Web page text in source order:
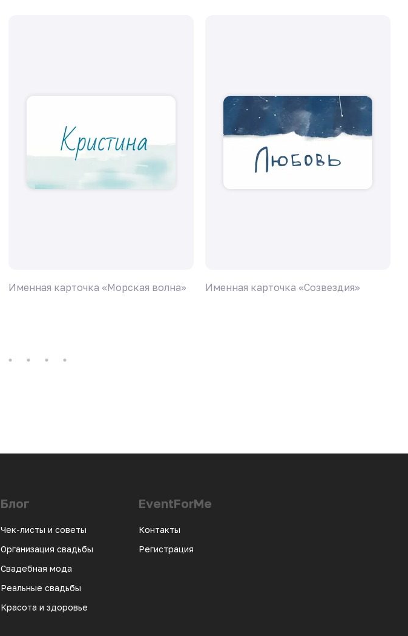
Именная карточка «Морская волна» Именная карточка «Созвездия»
Блог
Чек-листы и советы
Организация свадьбы
Свадебная мода
Реальные свадьбы
Красота и здоровье
EventForMe
Контакты
Регистрация